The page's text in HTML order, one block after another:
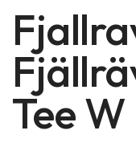
Tee W